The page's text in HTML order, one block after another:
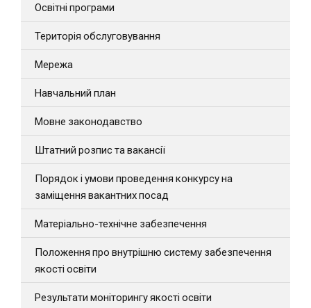
Освітні програми
Територія обслуговування
Мережа
Навчальний план
Мовне законодавство
Штатний розпис та вакансії
Порядок і умови проведення конкурсу на
заміщення вакантних посад
Матеріально-технічне забезпечення
Положення про внутрішню систему забезпечення
якості освіти
Результати моніторингу якості освіти